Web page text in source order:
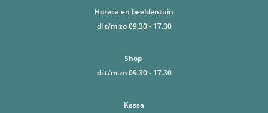
Horeca en beeldentuin
di t/m zo 09.30 - 17.30
Shop
di t/m zo 09.30 - 17.30
Kassa